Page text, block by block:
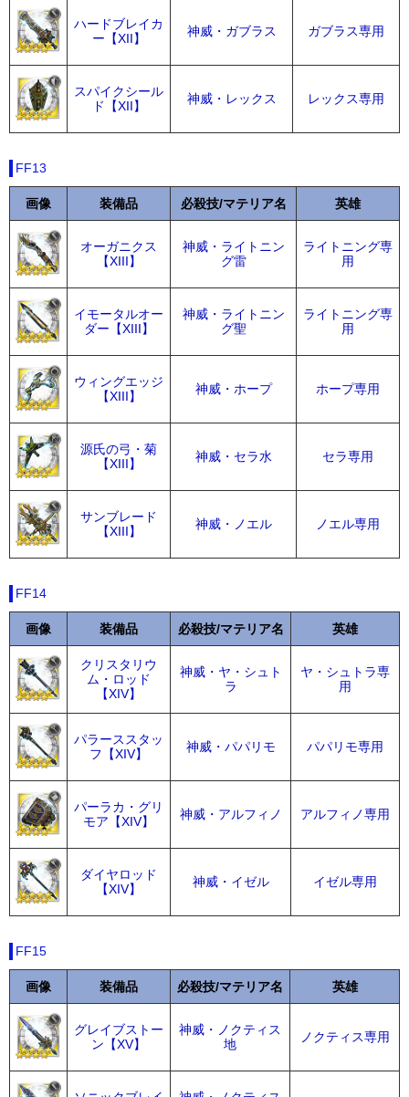
ハードブレイカ
ー【XII】
神威・ガブラス ガブラス専用
スパイクシール
ド【XII】
神威・レックス レックス専用
FF13
画像 装備品 必殺技/マテリア名 英雄
オーガニクス
【XIII】
神威・ライトニン
グ雷
ライトニング専
用
イモータルオー
ダー【XIII】
神威・ライトニン
グ聖
ライトニング専
用
ウィングエッジ
【XIII】
神威・ホープ ホープ専用
源氏の弓・菊
【XIII】
神威・セラ水 セラ専用
サンブレード
【XIII】
神威・ノエル ノエル専用
FF14
画像 装備品 必殺技/マテリア名 英雄
クリスタリウ
ム・ロッド
【XIV】
神威・ヤ・シュト
ラ
ヤ・シュトラ専
用
パラーススタッ
フ【XIV】
神威・パパリモ パパリモ専用
パーラカ・グリ
モア【XIV】
神威・アルフィノ アルフィノ専用
ダイヤロッド
【XIV】
神威・イゼル イゼル専用
FF15
画像 装備品 必殺技/マテリア名 英雄
グレイブストー
ン【XV】
神威・ノクティス
地
ノクティス専用